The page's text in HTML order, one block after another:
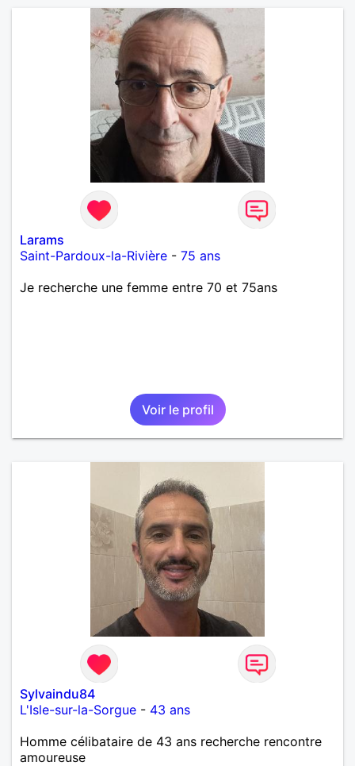
Larams
Saint-Pardoux-la-Rivière - 75 ans
Je recherche une femme entre 70 et 75ans
Voir le profil
Sylvaindu84
L'Isle-sur-la-Sorgue - 43 ans
Homme célibataire de 43 ans recherche rencontre
amoureuse